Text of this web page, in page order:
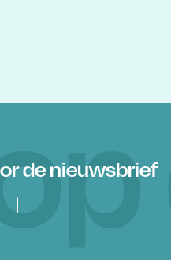
de nieuwsbrief